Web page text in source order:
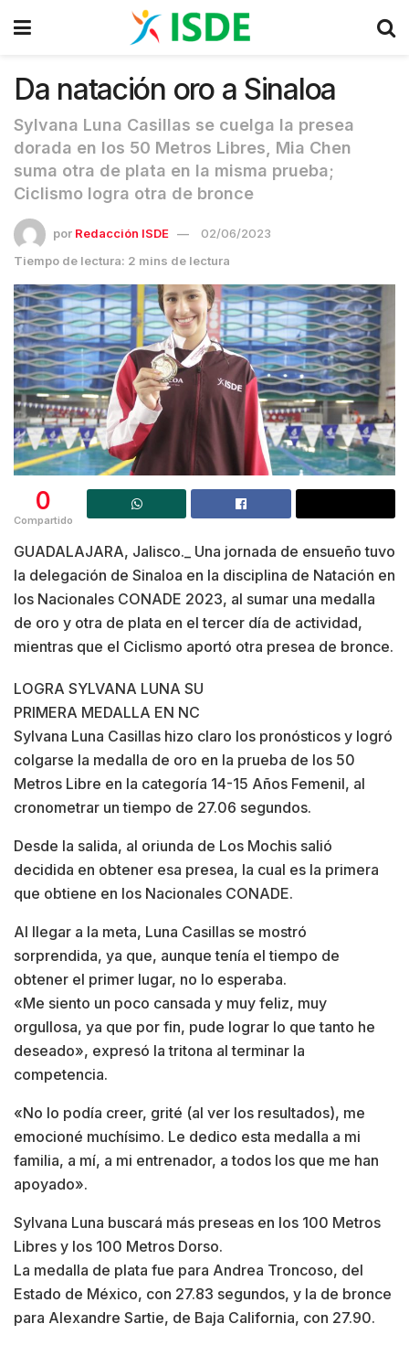
Da natación oro a Sinaloa
Sylvana Luna Casillas se cuelga la presea
dorada en los 50 Metros Libres, Mia Chen
suma otra de plata en la misma prueba;
Ciclismo logra otra de bronce
por Redacción ISDE
02/06/2023
Tiempo de lectura: 2 mins de lectura
0
Compartido
GUADALAJARA, Jalisco._ Una jornada de ensueño tuvo
la delegación de Sinaloa en la disciplina de Natación en
los Nacionales CONADE 2023, al sumar una medalla
de oro y otra de plata en el tercer día de actividad,
mientras que el Ciclismo aportó otra presea de bronce.
LOGRA SYLVANA LUNA SU
PRIMERA MEDALLA EN NC
Sylvana Luna Casillas hizo claro los pronósticos y logró
colgarse la medalla de oro en la prueba de los 50
Metros Libre en la categoría 14-15 Años Femenil, al
cronometrar un tiempo de 27.06 segundos.
Desde la salida, al oriunda de Los Mochis salió
decidida en obtener esa presea, la cual es la primera
que obtiene en los Nacionales CONADE.
Al llegar a la meta, Luna Casillas se mostró
sorprendida, ya que, aunque tenía el tiempo de
obtener el primer lugar, no lo esperaba.
«Me siento un poco cansada y muy feliz, muy
orgullosa, ya que por fin, pude lograr lo que tanto he
deseado», expresó la tritona al terminar la
competencia.
«No lo podía creer, grité (al ver los resultados), me
emocioné muchísimo. Le dedico esta medalla a mi
familia, a mí, a mi entrenador, a todos los que me han
apoyado».
Sylvana Luna buscará más preseas en los 100 Metros
Libres y los 100 Metros Dorso.
La medalla de plata fue para Andrea Troncoso, del
Estado de México, con 27.83 segundos, y la de bronce
para Alexandre Sartie, de Baja California, con 27.90.